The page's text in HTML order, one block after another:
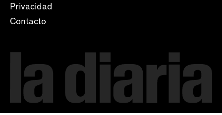
Privacidad
Contacto